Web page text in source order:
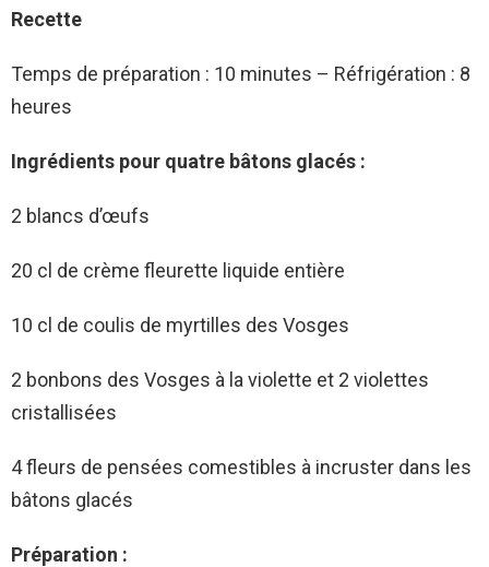
Recette
Temps de préparation : 10 minutes – Réfrigération : 8
heures
Ingrédients pour quatre bâtons glacés :
2 blancs d’œufs
20 cl de crème fleurette liquide entière
10 cl de coulis de myrtilles des Vosges
2 bonbons des Vosges à la violette et 2 violettes
cristallisées
4 fleurs de pensées comestibles à incruster dans les
bâtons glacés
Préparation :